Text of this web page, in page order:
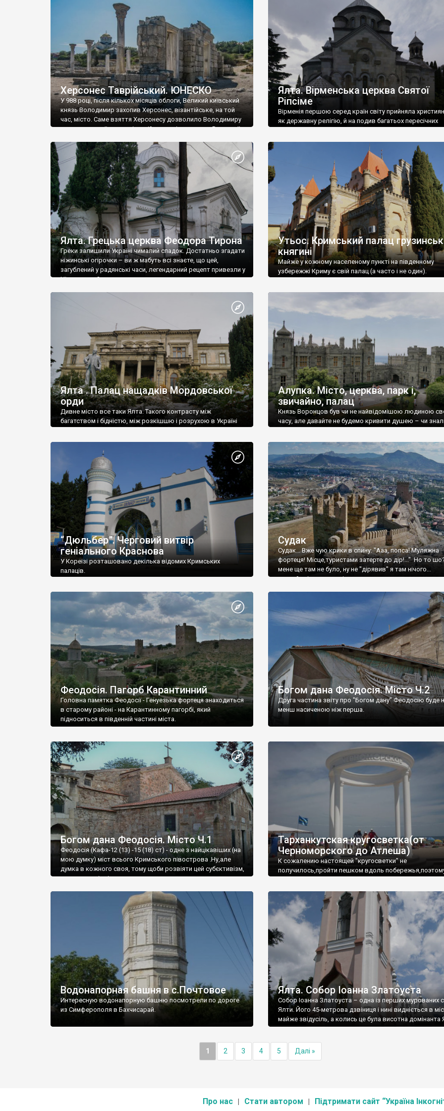
візантійської доби. Раритети викрадені з фондів об’єкту
культурної спадщини ЮНЕСКО «Херсонеса Таврійського».
Офіційно – на виставку «Золото Візантії», але експерти та
влада в Україні вважають це лише […]
називаються «повстяками» (postaki)…” “Вино. Крим
виробляє відмінне вино і його вдосталь: воно все
легке біле і дуже […]
Херсонес Таврійський. ЮНЕСКО
У 988 році, після кількох місяців облоги, Великий київський
князь Володимир захопив Херсонес, візантійське, на той
час, місто. Саме взяття Херсонесу дозволило Володимиру
диктувати свої умови візантійському імператору Василю ІІ,
Херсонесі Володимир-язичник, став Василем-
християнином. А потім було Хрещення Русі. На честь
Херсонесу Таврійського названо місто […]
Ялта. Вірменська церква Святої
Ріпсіме
Вірменія першою серед країн світу прийняла
як державну релігію, й на подив багатьох пересічних
Ялта. Грецька церква Феодора Тирона
Греки залишили Україні чималий спадок. Достатньо згадати
ніжинські огірочки – ви ж мабуть всі знаєте, що цей,
загублений у радянські часи, легендарний рецепт привезли у
Ніжин греки?
Утьос. Кримський палац
княгині
Майже у кожному населеному пункті на південному
узбережжі Криму є свій палац (а часто і не один).
Ялта . Палац нащадків Мордовської
орди
Дивне місто все таки Ялта. Такого контрасту між
багатством і бідністю, між розкішшю і розрухою в Україні
Алупка. Місто, церква, парк і,
звичайно, палац
Князь Воронцов був чи не найвідомішою людиною
часу, але давайте не будемо кривити душею – чи
“Дюльбер”. Черговий витвір
геніального Краснова
У Кореїзі розташовано декілька відомих Кримських
палаців.
Судак
Судак... Вже чую крики в спину: "Ааа, попса! Муляжна
фортеця! Місце,туристами затерте до дір!..." Но то
мене ще там не було, ну не "дірявив" я там нічого...
принаймні до цього літа.
Феодосія. Пагорб Карантинний
Головна памятка Феодосії - Генуезька фортеця знаходиться
в старому районі - на Карантинному пагорбі, який
підноситься в південній частині міста.
Богом дана Феодосія. Місто Ч.2
Друга частина звіту про "Богом дану" Феодосію буде
менш насиченою ніж перша.
Богом дана Феодосія. Місто Ч.1
Феодосія (Кафа-12 (13) -15 (18) ст) - одне з найцікавіших (на
мою думку) міст всього Кримського півострова .Ну,але
думка в кожного своя, тому щоби розвіяти цей субєктивізм,
запрошую відвідати це
Тарханкутская кругосветка(от
Черноморского до Атлеша)
К сожалению настоящей "кругосветки" не
получилось,пройти пешком вдоль
Водонапорная башня в с.Почтовое
Интересную водонапорную башню посмотрели по дороге
из Симферополя в Бахчисарай.
Ялта. Собор Іоанна Златоуста
Собор Іоанна Златоуста – одна із перших мурованих
Ялти. Його 45-метрова дзвіниця і нині видніється в
майже звідусіль, а колись це була висотна домінанта
1 2 3 4 5 Далі »
Про нас Стати автором Підтримати сайт “Україна